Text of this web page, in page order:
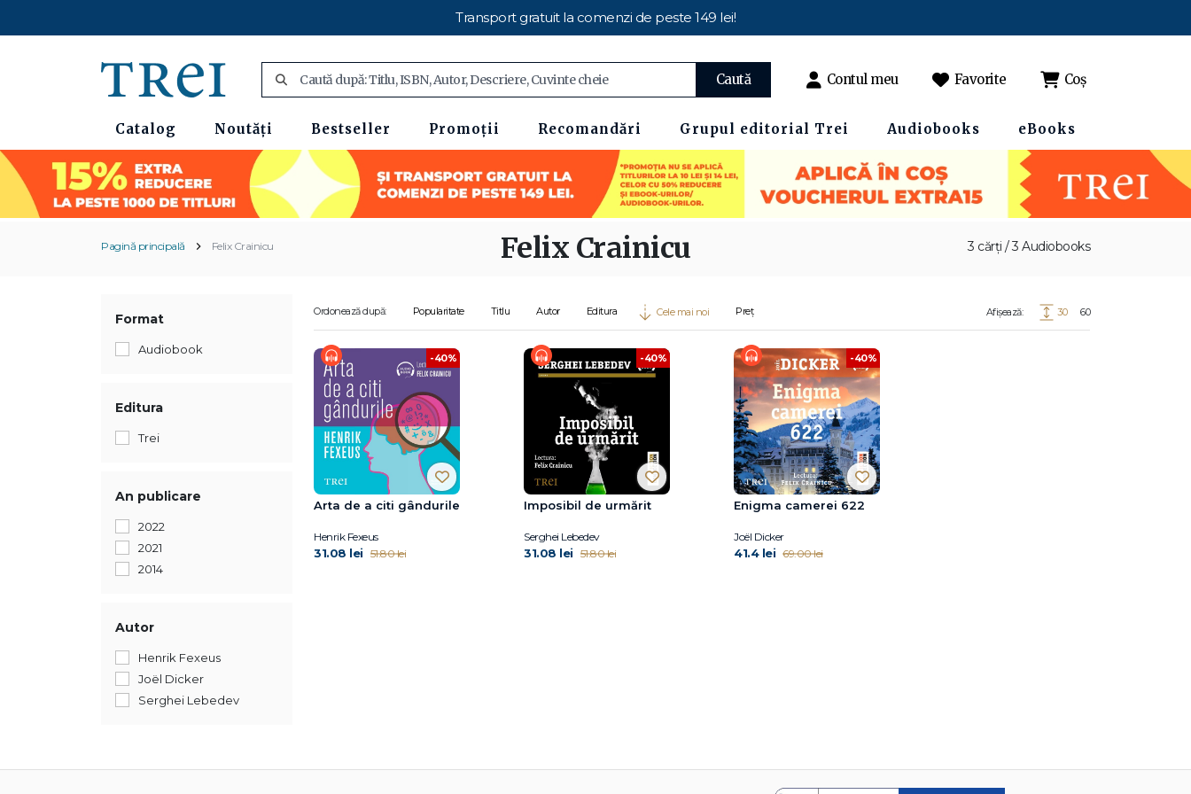
Transport gratuit la comenzi de peste 149 lei!
Caută Contul meu Favorite Coș
Catalog Noutăți Bestseller Promoții Recomandări Grupul editorial Trei Audiobooks eBooks
Pagină principală Felix Crainicu 3 cărți / 3 Audiobooks
Felix Crainicu
Format
Audiobook
Editura
Trei
An publicare
2022
2021
2014
Autor
Henrik Fexeus
Joël Dicker
Serghei Lebedev
Ordonează după: Popularitate Titlu Autor Editura Cele mai noi Preț Afișează: 30 60
-40%
Arta de a citi gândurile
Henrik Fexeus
31.08 lei 51.80 lei
-40%
Imposibil de urmărit
Serghei Lebedev
31.08 lei 51.80 lei
-40%
Enigma camerei 622
Joël Dicker
41.4 lei 69.00 lei